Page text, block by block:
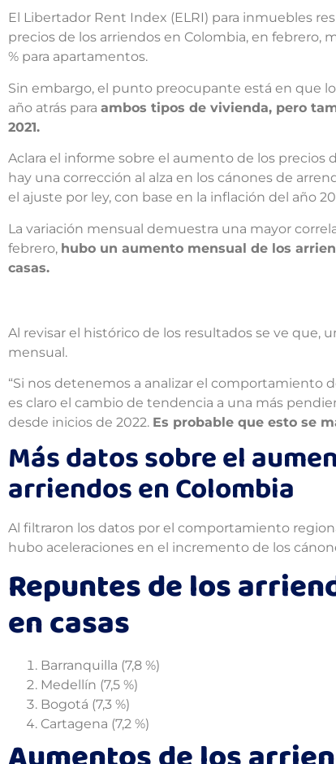
El Libertador Rent Index (ELRI) para inmuebles
precios de los arriendos en Colombia, en febrero,
% para apartamentos.
Sin embargo, el punto preocupante está en que
año atrás para ambos tipos de vivienda, pero
2021.
Aclara el informe sobre el aumento de los precios
hay una corrección al alza en los cánones de
el ajuste por ley, con base en la inflación del año
La variación mensual demuestra una mayor
febrero, hubo un aumento mensual de los
casas.
Al revisar el histórico de los resultados se ve que,
mensual.
“Si nos detenemos a analizar el comportamiento
es claro el cambio de tendencia a una más
desde inicios de 2022. Es probable que esto se
Más datos sobre el
arriendos en Colombia
Al filtraron los datos por el comportamiento
hubo aceleraciones en el incremento de los
Repuntes de los
en casas
Barranquilla (7,8 %)
Medellín (7,5 %)
Bogotá (7,3 %)
Cartagena (7,2 %)